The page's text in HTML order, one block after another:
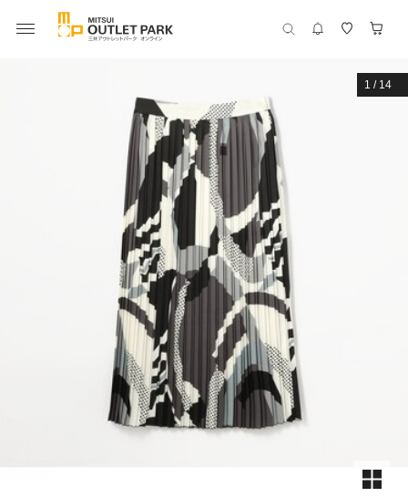
1 / 14